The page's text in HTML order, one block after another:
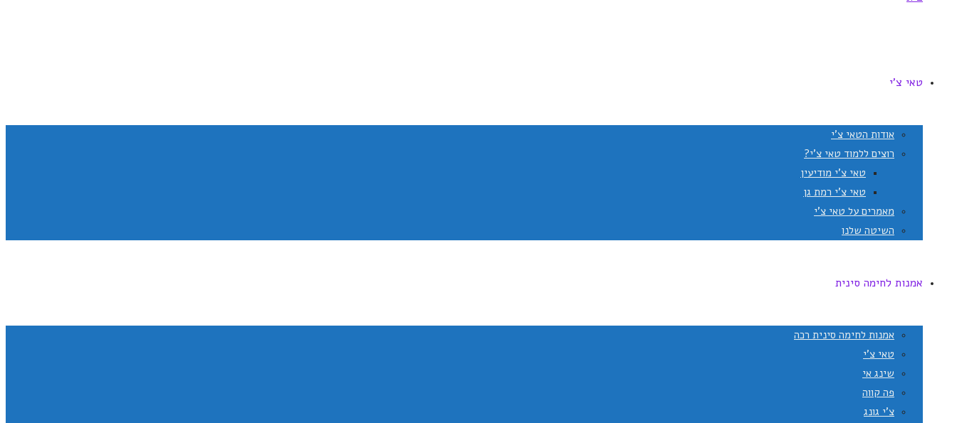
טאי צ'י
אודות הטאי צ'י
רוצים ללמוד טאי צ'י?
טאי צ'י מודיעין
טאי צ'י רמת גן
מאמרים על טאי צ'י
השיטה שלנו
אמנות לחימה סינית
אמנות לחימה סינית רכה
טאי צ'י
שינג אי
פה קווה
צ'י גונג